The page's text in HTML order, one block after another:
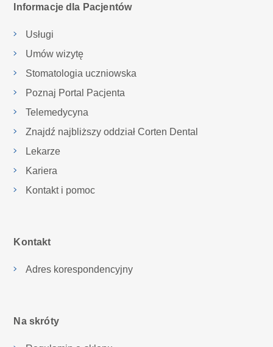
Informacje dla Pacjentów
Usługi
Umów wizytę
Stomatologia uczniowska
Poznaj Portal Pacjenta
Telemedycyna
Znajdź najbliższy oddział Corten Dental
Lekarze
Kariera
Kontakt i pomoc
Kontakt
Adres korespondencyjny
Na skróty